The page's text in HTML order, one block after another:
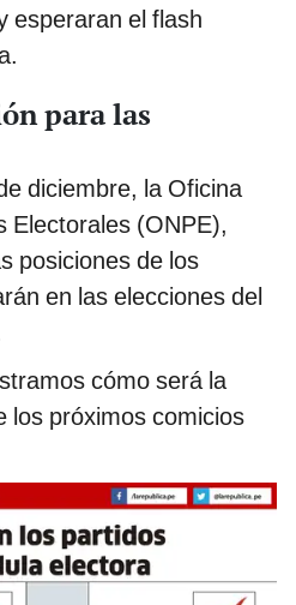
esperaran el flash
para las
diciembre, la Oficina
Electorales (ONPE),
posiciones de los
en las elecciones del
cómo será la
los próximos comicios